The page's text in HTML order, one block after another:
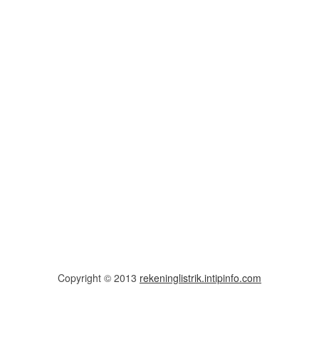
Copyright © 2013 rekeninglistrik.intipinfo.com